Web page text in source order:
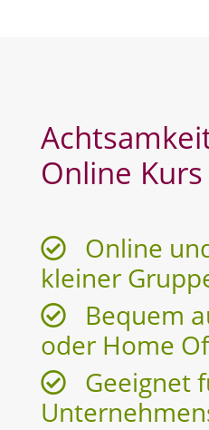
Online Kurs
Online
kleiner
Bequem
oder Home
Geeignet